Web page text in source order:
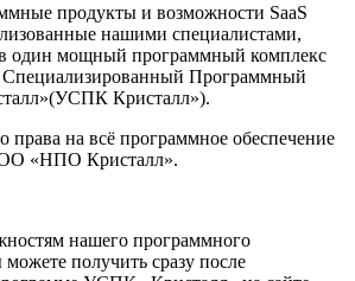
продукты и возможности SaaS
нашими специалистами,
один мощный программный комплекс
Программный
Кристалл»).
права на всё программное обеспечение
«НПО Кристалл».
нашего программного
получить сразу после